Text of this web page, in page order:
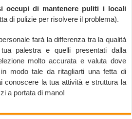
occupi di mantenere puliti i locali
di pulizie per risolvere il problema).
farà la differenza tra la qualità
palestra e quelli presentati dalla
molto accurata e valuta dove
modo tale da ritagliarti una fetta di
conoscere la tua attività e struttura la
a portata di mano!